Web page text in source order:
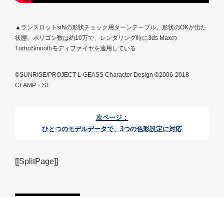
▲ランスロットsiNの形状チェック用ターンテーブル。形状のOKが出た
状態。ポリゴン数は約10万で、レンダリング時に3ds Maxの
TurboSmoothモディファイヤを適用している
©SUNRISE/PROJECT L-GEASS Character Design ©2006-2018
CLAMP・ST
次ページ：
ひとつのモデルデータで、3つの色彩設定に対応
[[SplitPage]]